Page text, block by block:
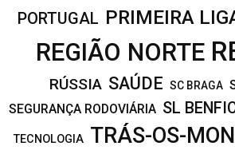
PORTUGAL PRIMEIRA
REGIÃO NORTE
RÚSSIA SAÚDE SC BRAGA
SEGURANÇA RODOVIÁRIA SL
TECNOLOGIA TRÁS-OS-